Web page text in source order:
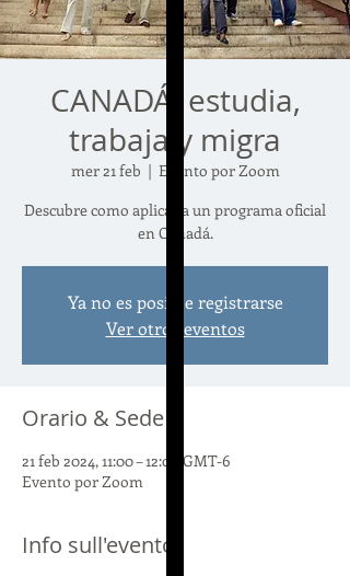
CANADÁ, estudia,
trabaja y migra
mer 21 feb
  |
Evento por Zoom
Descubre como aplicar a un programa oficial
en Canadá.
Ya no es posible registrarse
Ver otros eventos
Orario & Sede
21 feb 2024, 11:00 – 12:00 GMT-6
Evento por Zoom
Info sull'evento